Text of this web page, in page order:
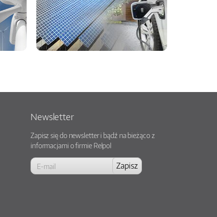
Newsletter
Zapisz się do newsletter i bądź na bieżąco z
informacjami o firmie Relpol